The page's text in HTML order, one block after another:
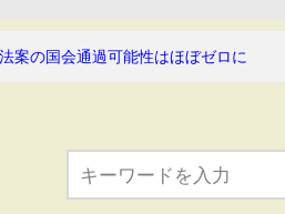
案の国会通過可能性はほぼゼロに